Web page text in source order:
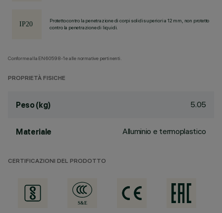
Protetto contro la penetrazione di corpi solidi superiori a 12 mm, non protetto
contro la penetrazione di liquidi.
Conforme alla EN60598-1 e alle normative pertinenti.
PROPRIETÀ FISICHE
Peso (kg) 5.05
Materiale Alluminio e termoplastico
CERTIFICAZIONI DEL PRODOTTO